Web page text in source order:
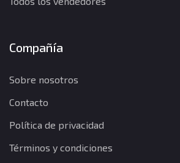
Compañía
Sobre nosotros
Contacto
Política de privacidad
Términos y condiciones